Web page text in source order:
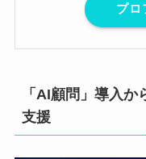
プロ
「AI顧問」導入
支援